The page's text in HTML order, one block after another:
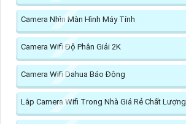
Camera Nhìn Màn Hình Máy Tính
Camera Wifi Độ Phân Giải 2K
Camera Wifi Dahua Báo Động
Lắp Camera Wifi Trong Nhà Giá Rẻ Chất Lượng